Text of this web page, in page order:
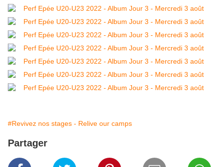
#Revivez nos stages - Relive our camps
Partager